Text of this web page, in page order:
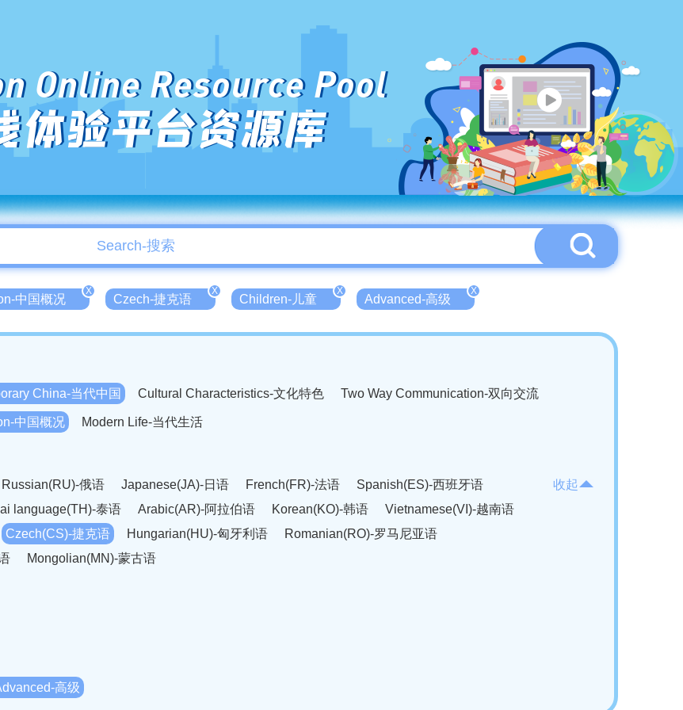
Online Resource Pool
体验平台资源库
中国概况
X
Czech-捷克语
X
Children-儿童
X
Advanced-高级
X
China-当代中国 Cultural Characteristics-文化特色 Two Way Communication-双向交流
中国概况 Modern Life-当代生活
Russian(RU)-俄语 Japanese(JA)-日语 French(FR)-法语
Spanish(ES)-西班牙语
language(TH)-泰语 Arabic(AR)-阿拉伯语 Korean(KO)-韩语
Vietnamese(VI)-越南语
Czech(CS)-捷克语 Hungarian(HU)-匈牙利语
Romanian(RO)-罗马尼亚语
Mongolian(MN)-蒙古语
收起
高级